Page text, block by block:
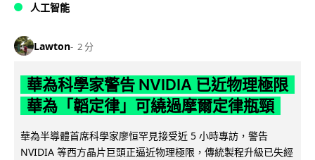
人工智能
Lawton 2 分
華為科學家警告 NVIDIA 已近物理極限
華為「韜定律」可繞過摩爾定律瓶頸
華為半導體首席科學家廖恒罕見接受近 5 小時專訪，警告
NVIDIA 等西方晶片巨頭正逼近物理極限，傳統製程升級已失經